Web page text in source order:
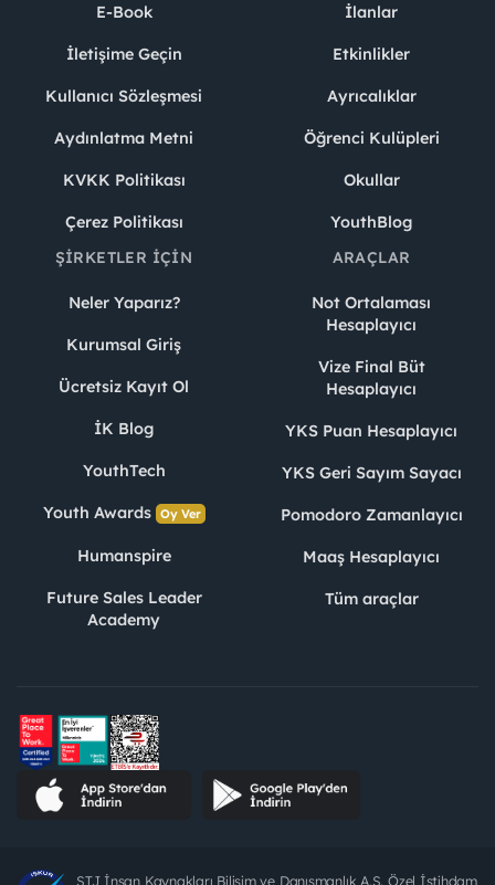
E-Book
İletişime Geçin
Kullanıcı Sözleşmesi
Aydınlatma Metni
KVKK Politikası
Çerez Politikası
İlanlar
Etkinlikler
Ayrıcalıklar
Öğrenci Kulüpleri
Okullar
YouthBlog
ŞIRKETLER İÇIN
Neler Yaparız?
Kurumsal Giriş
Ücretsiz Kayıt Ol
İK Blog
YouthTech
Youth Awards Oy Ver
Humanspire
Future Sales Leader
Academy
ARAÇLAR
Not Ortalaması
Hesaplayıcı
Vize Final Büt
Hesaplayıcı
YKS Puan Hesaplayıcı
YKS Geri Sayım Sayacı
Pomodoro Zamanlayıcı
Maaş Hesaplayıcı
Tüm araçlar
STJ İnsan Kaynakları Bilişim ve Danışmanlık A.Ş. Özel İstihdam